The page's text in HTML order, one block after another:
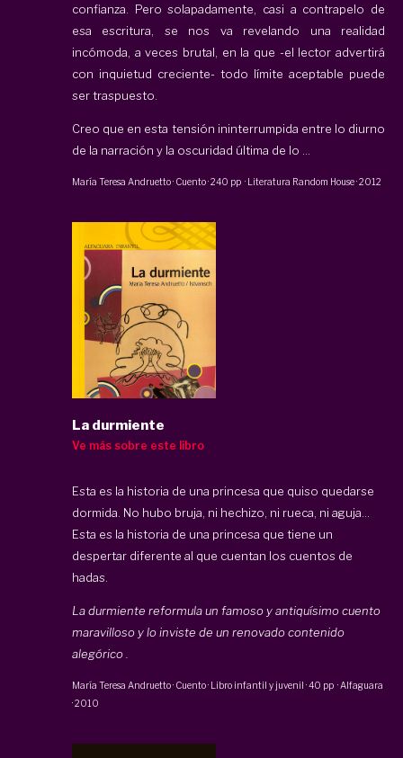
confianza. Pero solapadamente, casi a contrapelo de
esa escritura, se nos va revelando una realidad
incómoda, a veces brutal, en la que -el lector advertirá
con inquietud creciente- todo límite aceptable puede
ser traspuesto.
Creo que en esta tensión ininterrumpida entre lo diurno
de la narración y la oscuridad última de lo ...
María Teresa Andruetto· Cuento·240 pp · Literatura Random House·2012
La durmiente
Ve más sobre este libro
Esta es la historia de una princesa que quiso quedarse
dormida. No hubo bruja, ni hechizo, ni rueca, ni aguja…
Esta es la historia de una princesa que tiene un
despertar diferente al que cuentan los cuentos de
hadas.
La durmiente reformula un famoso y antiquísimo cuento
maravilloso y lo inviste de un renovado contenido
alegórico .
María Teresa Andruetto· Cuento · Libro infantil y juvenil ·40 pp ·Alfaguara
·2010